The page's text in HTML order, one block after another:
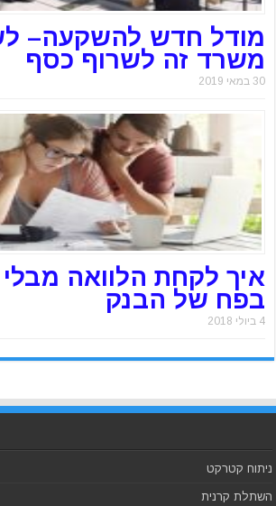
מודל חדש להשקעה–
משרד זה לשרוף כסף
30 במאי 2019
איך לקחת הלוואה מבלי
בפח של הבנק
4 ביולי 2018
ניתוח קטרקט
השתלת קרנית